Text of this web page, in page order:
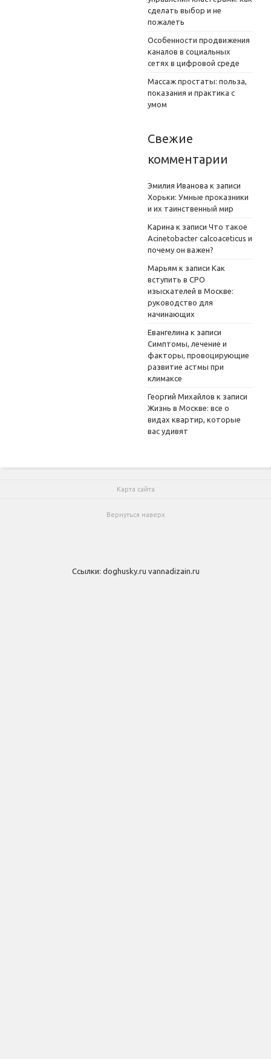
сделать выбор и не
пожалеть
Особенности продвижения
каналов в социальных
сетях в цифровой среде
Массаж простаты: польза,
показания и практика с
умом
Свежие
комментарии
Эмилия Иванова к записи
Хорьки: Умные проказники
и их таинственный мир
Карина к записи Что такое
Acinetobacter calcoaceticus и
почему он важен?
Марьям к записи Как
вступить в СРО
изыскателей в Москве:
руководство для
начинающих
Евангелина к записи
Симптомы, лечение и
факторы, провоцирующие
развитие астмы при
климаксе
Георгий Михайлов к записи
Жизнь в Москве: все о
видах квартир, которые
вас удивят
Карта сайта
Вернуться наверх
Ссылки: doghusky.ru vannadizain.ru